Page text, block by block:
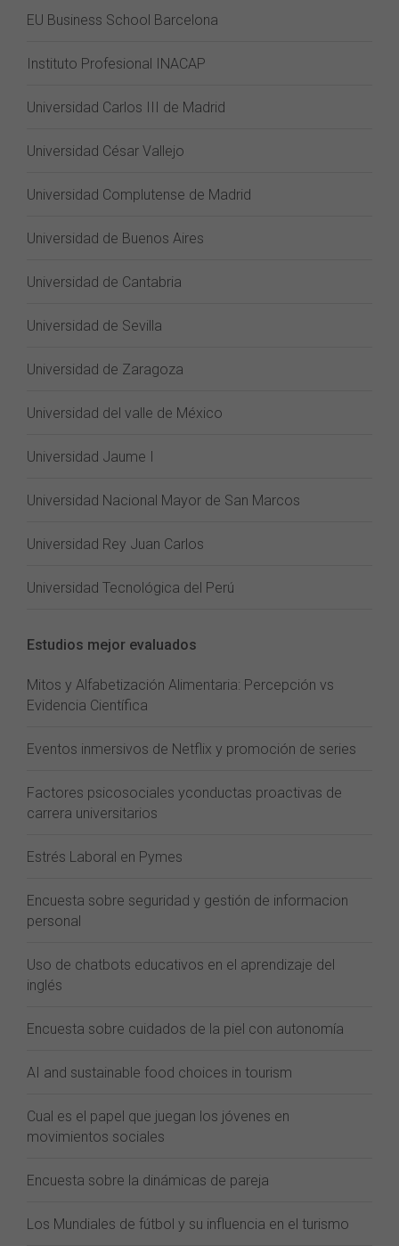
EU Business School Barcelona
Instituto Profesional INACAP
Universidad Carlos III de Madrid
Universidad César Vallejo
Universidad Complutense de Madrid
Universidad de Buenos Aires
Universidad de Cantabria
Universidad de Sevilla
Universidad de Zaragoza
Universidad del valle de México
Universidad Jaume I
Universidad Nacional Mayor de San Marcos
Universidad Rey Juan Carlos
Universidad Tecnológica del Perú
Estudios mejor evaluados
Mitos y Alfabetización Alimentaria: Percepción vs
Evidencia Científica
Eventos inmersivos de Netflix y promoción de series
Factores psicosociales yconductas proactivas de
carrera universitarios
Estrés Laboral en Pymes
Encuesta sobre seguridad y gestión de informacion
personal
Uso de chatbots educativos en el aprendizaje del
inglés
Encuesta sobre cuidados de la piel con autonomía
AI and sustainable food choices in tourism
Cual es el papel que juegan los jóvenes en
movimientos sociales
Encuesta sobre la dinámicas de pareja
Los Mundiales de fútbol y su influencia en el turismo